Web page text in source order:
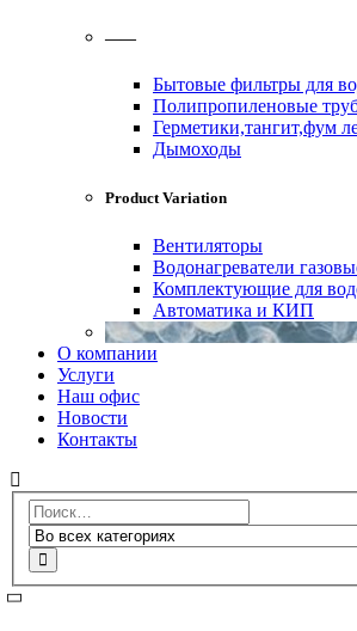
——
Бытовые фильтры для
Полипропиленовые
Герметики,тангит,фум
Дымоходы
Product Variation
Вентиляторы
Водонагреватели
Комплектующие для
Автоматика и КИП
О компании
Услуги
Наш офис
Новости
Контакты